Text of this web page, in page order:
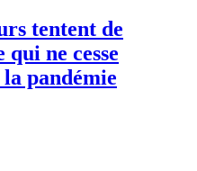
tentent de
ne cesse
pandémie